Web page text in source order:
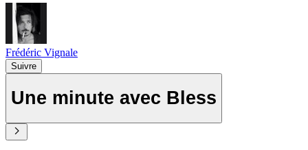
Frédéric Vignale
Suivre
Une minute avec Bless